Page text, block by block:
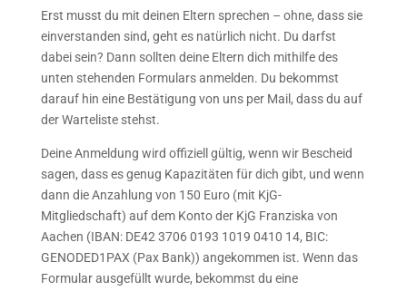
Erst musst du mit deinen Eltern sprechen – ohne, dass sie
einverstanden sind, geht es natürlich nicht. Du darfst
dabei sein? Dann sollten deine Eltern dich mithilfe des
unten stehenden Formulars anmelden. Du bekommst
darauf hin eine Bestätigung von uns per Mail, dass du auf
der Warteliste stehst.
Deine Anmeldung wird offiziell gültig, wenn wir Bescheid
sagen, dass es genug Kapazitäten für dich gibt, und wenn
dann die Anzahlung von 150 Euro (mit KjG-
Mitgliedschaft) auf dem Konto der KjG Franziska von
Aachen (IBAN: DE42 3706 0193 1019 0410 14, BIC:
GENODED1PAX (Pax Bank)) angekommen ist. Wenn das
Formular ausgefüllt wurde, bekommst du eine